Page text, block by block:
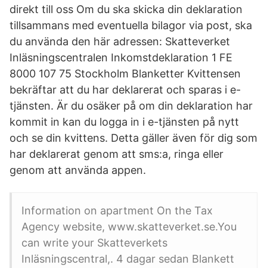
direkt till oss Om du ska skicka din deklaration
tillsammans med eventuella bilagor via post, ska
du använda den här adressen: Skatteverket
Inläsningscentralen Inkomstdeklaration 1 FE
8000 107 75 Stockholm Blanketter Kvittensen
bekräftar att du har deklarerat och sparas i e-
tjänsten. Är du osäker på om din deklaration har
kommit in kan du logga in i e-tjänsten på nytt
och se din kvittens. Detta gäller även för dig som
har deklarerat genom att sms:a, ringa eller
genom att använda appen.
Information on apartment On the Tax
Agency website, www.skatteverket.se.You
can write your Skatteverkets
Inläsningscentral,. 4 dagar sedan Blankett